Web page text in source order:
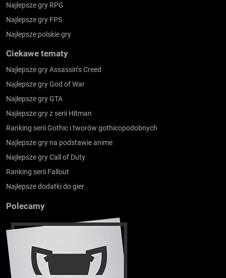
Najlepsze gry RPG
Najlepsze gry FPS
Najlepsze polskie gry
Ciekawe tematy
Najlepsze gry Assassin’s Creed
Najlepsze gry God of War
Najlepsze gry GTA
Najlepsze gry z serii Hitman
Ranking serii Gothic i tworów gothicopodobnych
Najlepsze gry na podstawie anime
Najlepsze gry Call of Duty
Ranking serii Fallout
Najlepsze dodatki do gier
Polecamy